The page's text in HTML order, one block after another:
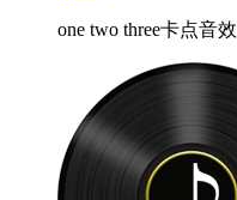
one two three卡点音效